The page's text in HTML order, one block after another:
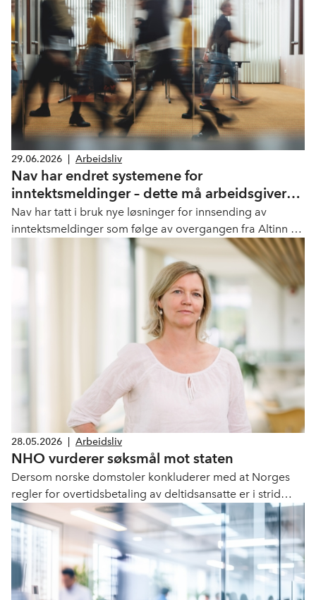
29.06.2026 Arbeidsliv
Nav har endret systemene for
inntektsmeldinger – dette må arbeidsgivere
vite
Nav har tatt i bruk nye løsninger for innsending av
inntektsmeldinger som følge av overgangen fra Altinn 2
til Altinn 3. Endringen innebærer at både NAV og
leverandører av lønns- og personalsystemer må etablere
28.05.2026 Arbeidsliv
NHO vurderer søksmål mot staten
Dersom norske domstoler konkluderer med at Norges
regler for overtidsbetaling av deltidsansatte er i strid
med EU-retten og bedrifter får betalingsansvar, er det
aktuelt for NHO å fremme krav om erstatning mot staten.